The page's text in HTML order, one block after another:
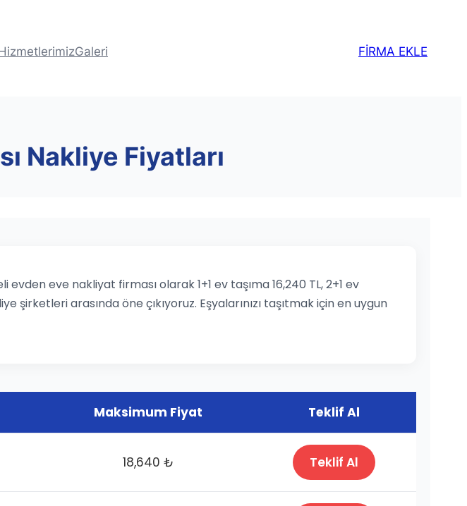
Galeri FİRMA EKLE
Nakliye Fiyatları
eve nakliyat firması olarak 1+1 ev taşıma 16,240 TL, 2+1 ev
şirketleri arasında öne çıkıyoruz. Eşyalarınızı taşıtmak için en uygun
Maksimum Fiyat Teklif Al
18,640 ₺ Teklif Al